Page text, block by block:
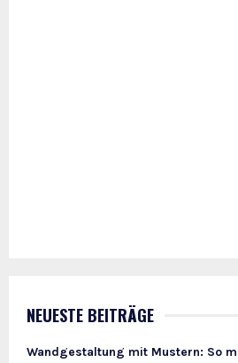
NEUESTE BEITRÄGE
Wandgestaltung mit Mustern: So